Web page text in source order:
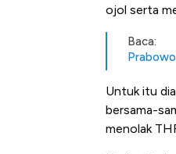
ojol serta
Baca:
Untuk itu
bersama-
menolak